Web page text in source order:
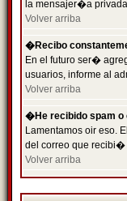
la mensajer�a
Volver arriba
�Recibo
En el futuro ser�
usuarios, informe al
Volver arriba
�He recibido spam o
Lamentamos oir eso.
del correo que recibi�
Volver arriba